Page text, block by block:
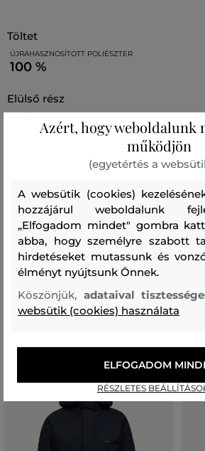
töltet
ÚJRAHASZNOSÍTOTT POLIÉSZTER
100 %
elülső rész
100 %
100 %
zsebek
POLIÉSZTER
100 %
Ajánlott
Azért, hogy weboldalunk
működjön
(egyetértés a
A websütik (cookies)
hozzájárul weboldalunk
„Elfogadom mindet" gombra
abba, hogy személyre szabott
hirdetéseket mutassunk és
élményt nyújtsunk Önnek.
Köszönjük, adataival
websütik (cookies) használata
RÉSZLETES
ELFOGADOM